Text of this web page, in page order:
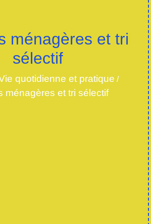
ménagères et tri
sélectif
quotidienne et pratique /
ménagères et tri sélectif